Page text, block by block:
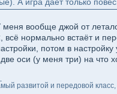
меня вообще джой от
всё нормально встаёт и
потом в
оси (у меня три) на
развитой и передовой